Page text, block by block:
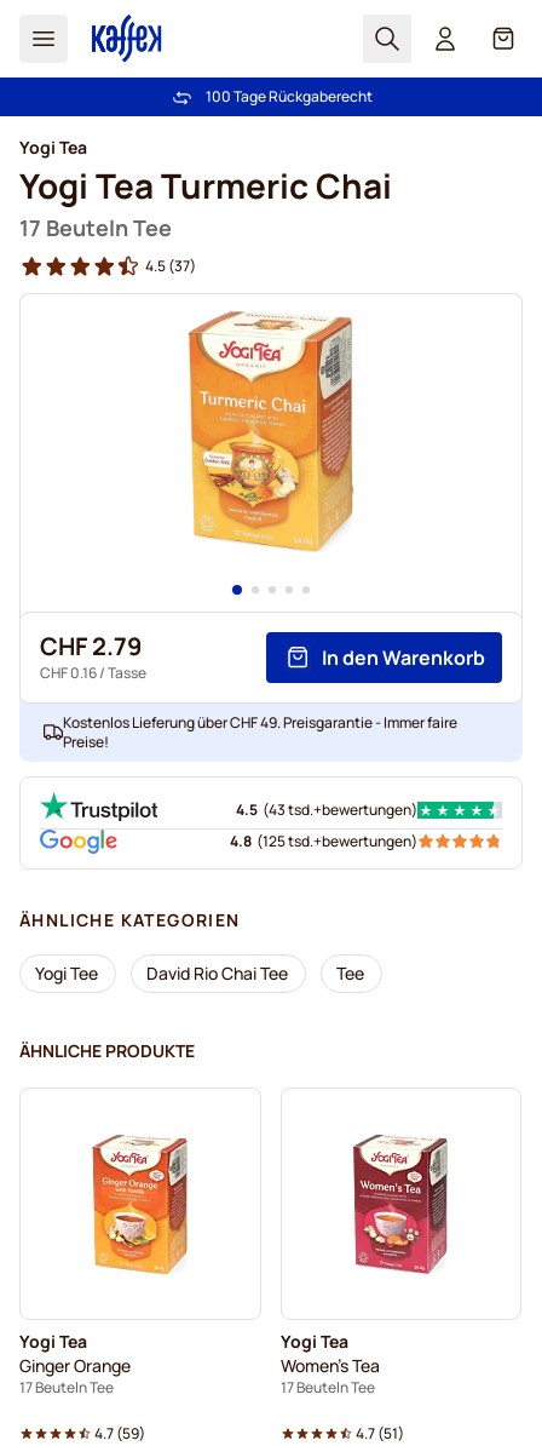
Suchen Cart
Kostenlos Lieferung über CHF 49
100 Tage Rückgaberecht
Yogi Tea
Yogi Tea Turmeric Chai
17 Beuteln Tee
4.5(37)
CHF 2.79
CHF 0.16/ Tasse
In den Warenkorb
Kostenlos Lieferung über CHF 49. Preisgarantie - Immer faire
Preise!
4.5 (43 tsd.+bewertungen)
4.8 (125 tsd.+bewertungen)
ÄHNLICHE KATEGORIEN
Yogi Tee David Rio Chai Tee Tee
ÄHNLICHE PRODUKTE
Yogi Tea
Ginger Orange
17 Beuteln Tee
4.7(59)
Yogi Tea
Women's Tea
17 Beuteln Tee
4.7(51)